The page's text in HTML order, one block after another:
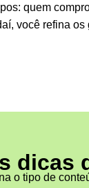
quem
você refina
dicas
o tipo de